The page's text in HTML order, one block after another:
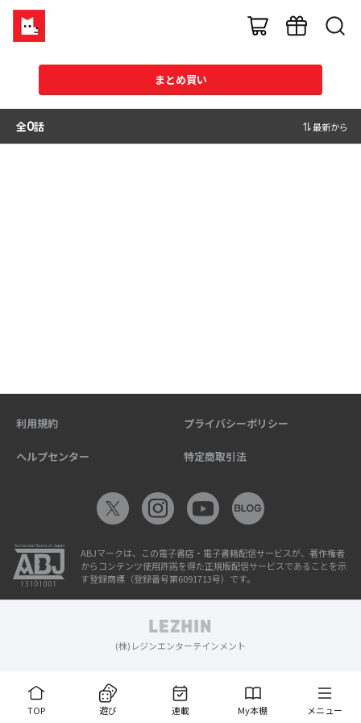
まとめ買い
全0話 最新から
TOP 遊び 連載 My本棚 メニュー
利用規約 プライバシーポリシー
ヘルプセンター 特定商取引法
ABJマークは、この電子書店・電子書籍配信サービスが、著作権者
からコンテンツ使用許諾を得た正規版配信サービスであることを示
す登録商標（登録番号第6091713号）です。
(株)レジンエンターテインメント